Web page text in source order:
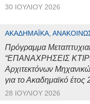
30 ΙΟΥΛΊΟΥ 2026
ΑΚΑΔΗΜΑΪΚΆ,
Πρόγραμμα
“ΕΠΑΝΑΧΡΗΣΕΙΣ
Αρχιτεκτόνων
για το Ακαδημαϊκό
28 ΙΟΥΛΊΟΥ 2026